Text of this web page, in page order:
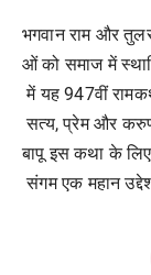
भगवान राम और
ओं को समाज में
में यह 947वीं
सत्य, प्रेम और
बापू इस कथा के
संगम एक महान